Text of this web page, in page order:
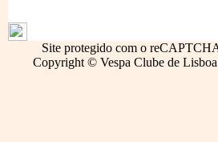
Site protegido com o
Copyright © Vespa Clube de